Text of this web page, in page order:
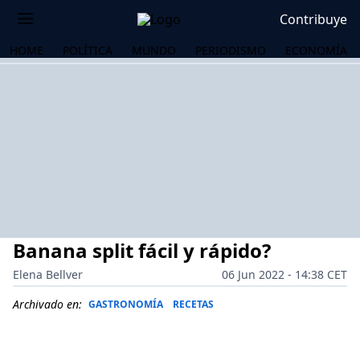
Contribuye
HOME POLÍTICA MUNDO PERIODISMO ECONOMÍA
Banana split fácil y rápido?
Elena Bellver
06 Jun 2022 - 14:38 CET
Archivado en: GASTRONOMÍA RECETAS